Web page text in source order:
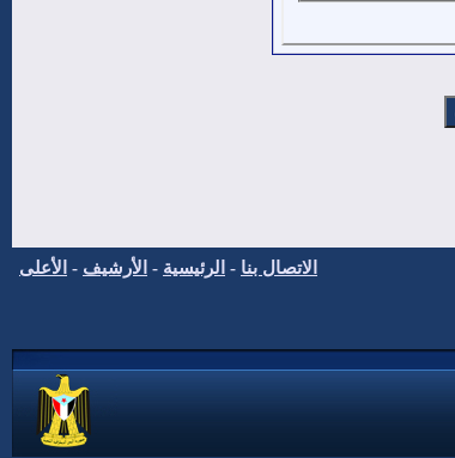
الاتصال بنا - الرئيسية - الأرشيف - الأعلى